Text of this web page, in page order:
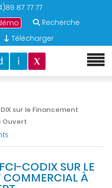
87 77 77
Recherche
Télécharger
sur le Financement
Ouvert
CODIX SUR LE
COMMERCIAL À